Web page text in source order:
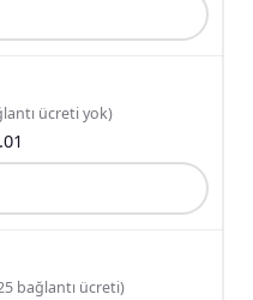
ücreti yok)
bağlantı ücreti)